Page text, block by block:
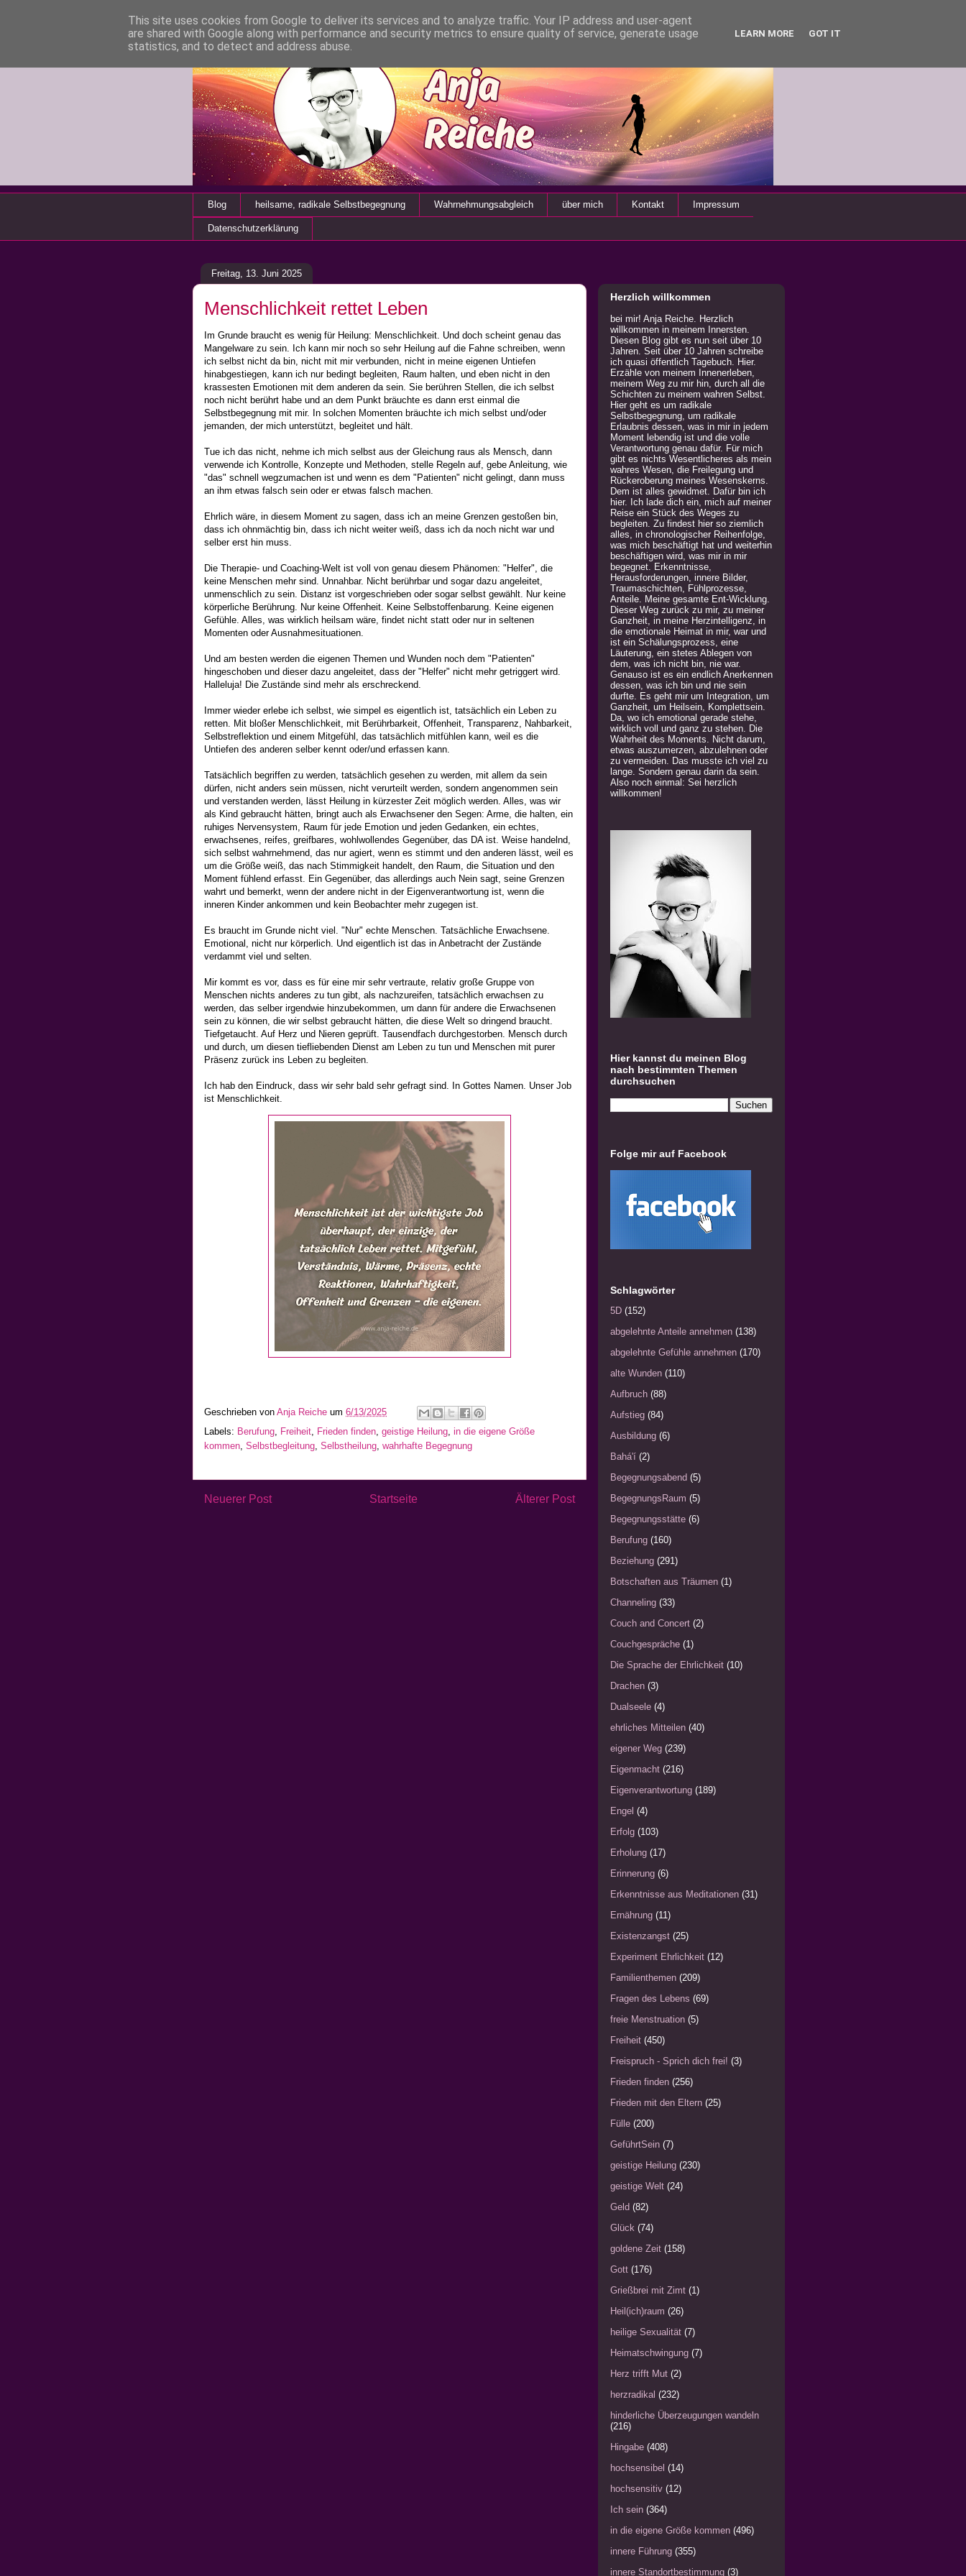
Blog heilsame, radikale Selbstbegegnung Wahrnehmungsabgleich über mich Kontakt Impressum
Datenschutzerklärung
Freitag, 13. Juni 2025
Menschlichkeit rettet Leben
Im Grunde braucht es wenig für Heilung: Menschlichkeit. Und doch scheint genau das
Mangelware zu sein. Ich kann mir noch so sehr Heilung auf die Fahne schreiben, wenn
ich selbst nicht da bin, nicht mit mir verbunden, nicht in meine eigenen Untiefen
hinabgestiegen, kann ich nur bedingt begleiten, Raum halten, und eben nicht in den
krassesten Emotionen mit dem anderen da sein. Sie berühren Stellen, die ich selbst
noch nicht berührt habe und an dem Punkt bräuchte es dann erst einmal die
Selbstbegegnung mit mir. In solchen Momenten bräuchte ich mich selbst und/oder
jemanden, der mich unterstützt, begleitet und hält.
Tue ich das nicht, nehme ich mich selbst aus der Gleichung raus als Mensch, dann
verwende ich Kontrolle, Konzepte und Methoden, stelle Regeln auf, gebe Anleitung, wie
"das" schnell wegzumachen ist und wenn es dem "Patienten" nicht gelingt, dann muss
an ihm etwas falsch sein oder er etwas falsch machen.
Ehrlich wäre, in diesem Moment zu sagen, dass ich an meine Grenzen gestoßen bin,
dass ich ohnmächtig bin, dass ich nicht weiter weiß, dass ich da noch nicht war und
selber erst hin muss.
Die Therapie- und Coaching-Welt ist voll von genau diesem Phänomen: "Helfer", die
keine Menschen mehr sind. Unnahbar. Nicht berührbar und sogar dazu angeleitet,
unmenschlich zu sein. Distanz ist vorgeschrieben oder sogar selbst gewählt. Nur keine
körperliche Berührung. Nur keine Offenheit. Keine Selbstoffenbarung. Keine eigenen
Gefühle. Alles, was wirklich heilsam wäre, findet nicht statt oder nur in seltenen
Momenten oder Ausnahmesituationen.
Und am besten werden die eigenen Themen und Wunden noch dem "Patienten"
hingeschoben und dieser dazu angeleitet, dass der "Helfer" nicht mehr getriggert wird.
Halleluja! Die Zustände sind mehr als erschreckend.
Immer wieder erlebe ich selbst, wie simpel es eigentlich ist, tatsächlich ein Leben zu
retten. Mit bloßer Menschlichkeit, mit Berührbarkeit, Offenheit, Transparenz, Nahbarkeit,
Selbstreflektion und einem Mitgefühl, das tatsächlich mitfühlen kann, weil es die
Untiefen des anderen selber kennt oder/und erfassen kann.
Tatsächlich begriffen zu werden, tatsächlich gesehen zu werden, mit allem da sein
dürfen, nicht anders sein müssen, nicht verurteilt werden, sondern angenommen sein
und verstanden werden, lässt Heilung in kürzester Zeit möglich werden. Alles, was wir
als Kind gebraucht hätten, bringt auch als Erwachsener den Segen: Arme, die halten, ein
ruhiges Nervensystem, Raum für jede Emotion und jeden Gedanken, ein echtes,
erwachsenes, reifes, greifbares, wohlwollendes Gegenüber, das DA ist. Weise handelnd,
sich selbst wahrnehmend, das nur agiert, wenn es stimmt und den anderen lässt, weil es
um die Größe weiß, das nach Stimmigkeit handelt, den Raum, die Situation und den
Moment fühlend erfasst. Ein Gegenüber, das allerdings auch Nein sagt, seine Grenzen
wahrt und bemerkt, wenn der andere nicht in der Eigenverantwortung ist, wenn die
inneren Kinder ankommen und kein Beobachter mehr zugegen ist.
Es braucht im Grunde nicht viel. "Nur" echte Menschen. Tatsächliche Erwachsene.
Emotional, nicht nur körperlich. Und eigentlich ist das in Anbetracht der Zustände
verdammt viel und selten.
Mir kommt es vor, dass es für eine mir sehr vertraute, relativ große Gruppe von
Menschen nichts anderes zu tun gibt, als nachzureifen, tatsächlich erwachsen zu
werden, das selber irgendwie hinzubekommen, um dann für andere die Erwachsenen
sein zu können, die wir selbst gebraucht hätten, die diese Welt so dringend braucht.
Tiefgetaucht. Auf Herz und Nieren geprüft. Tausendfach durchgestorben. Mensch durch
und durch, um diesen tiefliebenden Dienst am Leben zu tun und Menschen mit purer
Präsenz zurück ins Leben zu begleiten.
Ich hab den Eindruck, dass wir sehr bald sehr gefragt sind. In Gottes Namen. Unser Job
ist Menschlichkeit.
Geschrieben von Anja Reiche um 6/13/2025
Labels: Berufung, Freiheit, Frieden finden, geistige Heilung, in die eigene Größe
kommen, Selbstbegleitung, Selbstheilung, wahrhafte Begegnung
Neuerer Post Älterer Post
Startseite
Herzlich willkommen
bei mir! Anja Reiche. Herzlich
willkommen in meinem Innersten.
Diesen Blog gibt es nun seit über 10
Jahren. Seit über 10 Jahren schreibe
ich quasi öffentlich Tagebuch. Hier.
Erzähle von meinem Innenerleben,
meinem Weg zu mir hin, durch all die
Schichten zu meinem wahren Selbst.
Hier geht es um radikale
Selbstbegegnung, um radikale
Erlaubnis dessen, was in mir in jedem
Moment lebendig ist und die volle
Verantwortung genau dafür. Für mich
gibt es nichts Wesentlicheres als mein
wahres Wesen, die Freilegung und
Rückeroberung meines Wesenskerns.
Dem ist alles gewidmet. Dafür bin ich
hier. Ich lade dich ein, mich auf meiner
Reise ein Stück des Weges zu
begleiten. Zu findest hier so ziemlich
alles, in chronologischer Reihenfolge,
was mich beschäftigt hat und weiterhin
beschäftigen wird, was mir in mir
begegnet. Erkenntnisse,
Herausforderungen, innere Bilder,
Traumaschichten, Fühlprozesse,
Anteile. Meine gesamte Ent-Wicklung.
Dieser Weg zurück zu mir, zu meiner
Ganzheit, in meine Herzintelligenz, in
die emotionale Heimat in mir, war und
ist ein Schälungsprozess, eine
Läuterung, ein stetes Ablegen von
dem, was ich nicht bin, nie war.
Genauso ist es ein endlich Anerkennen
dessen, was ich bin und nie sein
durfte. Es geht mir um Integration, um
Ganzheit, um Heilsein, Komplettsein.
Da, wo ich emotional gerade stehe,
wirklich voll und ganz zu stehen. Die
Wahrheit des Moments. Nicht darum,
etwas auszumerzen, abzulehnen oder
zu vermeiden. Das musste ich viel zu
lange. Sondern genau darin da sein.
Also noch einmal: Sei herzlich
willkommen!
Hier kannst du meinen Blog
nach bestimmten Themen
durchsuchen
Folge mir auf Facebook
Schlagwörter
5D (152)
abgelehnte Anteile annehmen (138)
abgelehnte Gefühle annehmen (170)
alte Wunden (110)
Aufbruch (88)
Aufstieg (84)
Ausbildung (6)
Bahá'í (2)
Begegnungsabend (5)
BegegnungsRaum (5)
Begegnungsstätte (6)
Berufung (160)
Beziehung (291)
Botschaften aus Träumen (1)
Channeling (33)
Couch and Concert (2)
Couchgespräche (1)
Die Sprache der Ehrlichkeit (10)
Drachen (3)
Dualseele (4)
ehrliches Mitteilen (40)
eigener Weg (239)
Eigenmacht (216)
Eigenverantwortung (189)
Engel (4)
Erfolg (103)
Erholung (17)
Erinnerung (6)
Erkenntnisse aus Meditationen (31)
Ernährung (11)
Existenzangst (25)
Experiment Ehrlichkeit (12)
Familienthemen (209)
Fragen des Lebens (69)
freie Menstruation (5)
Freiheit (450)
Freispruch - Sprich dich frei! (3)
Frieden finden (256)
Frieden mit den Eltern (25)
Fülle (200)
GeführtSein (7)
geistige Heilung (230)
geistige Welt (24)
Geld (82)
Glück (74)
goldene Zeit (158)
Gott (176)
Grießbrei mit Zimt (1)
Heil(ich)raum (26)
heilige Sexualität (7)
Heimatschwingung (7)
Herz trifft Mut (2)
herzradikal (232)
hinderliche Überzeugungen wandeln
(216)
Hingabe (408)
hochsensibel (14)
hochsensitiv (12)
Ich sein (364)
in die eigene Größe kommen (496)
innere Führung (355)
innere Standortbestimmung (3)
This site uses cookies from Google to deliver its services and to analyze traffic. Your IP address and user-agent
are shared with Google along with performance and security metrics to ensure quality of service, generate usage
statistics, and to detect and address abuse.
LEARN MORE GOT IT